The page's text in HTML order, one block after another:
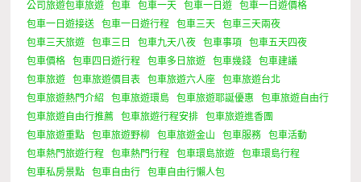
公司旅遊包車旅遊
包車 包車一天 包車一日遊
包車一日遊價格
包車一日遊接送
包車一日遊行程 包車三天
包車三天兩夜
包車三天旅遊
包車三日 包車九天八夜 包車事項
包車五天四夜
包車價格
包車四日遊行程 包車多日旅遊 包車幾錢
包車建議
包車旅遊
包車旅遊價目表 包車旅遊六人座
包車旅遊台北
包車旅遊熱門介紹
包車旅遊環島 包車旅遊耶誕優惠
包車旅遊自由行
包車旅遊自由行推薦
包車旅遊行程安排
包車旅遊進香團
包車旅遊重點
包車旅遊野柳 包車旅遊金山 包車服務
包車活動
包車熱門旅遊行程
包車熱門行程 包車環島旅遊
包車環島行程
包車私房景點
包車自由行
包車自由行懶人包